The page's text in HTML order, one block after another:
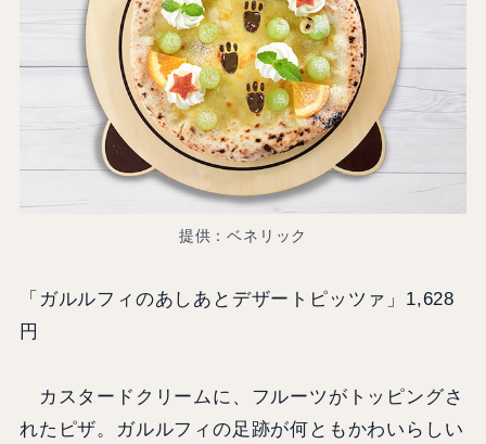
提供：ベネリック
「ガルルフィのあしあとデザートピッツァ」1,628
円
カスタードクリームに、フルーツがトッピングさ
れたピザ。ガルルフィの足跡が何ともかわいらしい